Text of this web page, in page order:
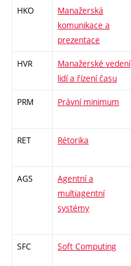
HKO
Manažerská
komunikace a
prezentace
HVR
Manažerské vedení
lidí a řízení času
PRM Právní minimum
RET Rétorika
AGS
Agentní a
multiagentní
systémy
SFC Soft Computing